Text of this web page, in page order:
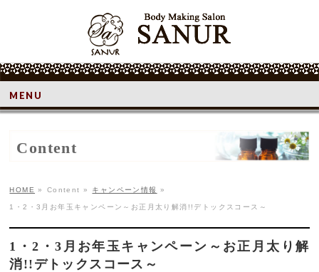
MENU
Content
HOME » Content » キャンペーン情報 »
1・2・3月お年玉キャンペーン～お正月太り解消!!デトックスコース～
1・2・3月お年玉キャンペーン～お正月太り解
消!!デトックスコース～